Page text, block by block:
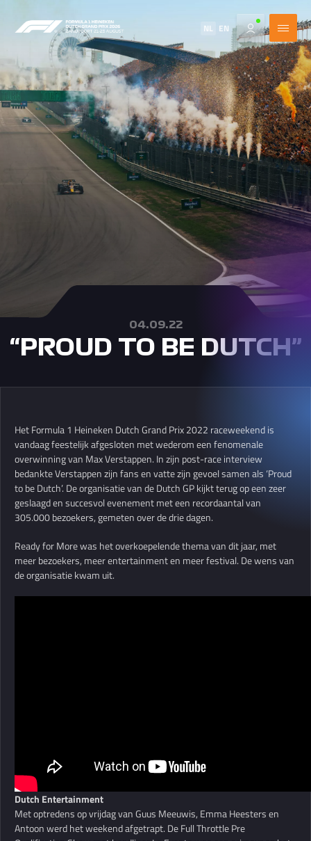
NL EN
04.09.22
“PROUD TO BE DUTCH”
Het Formula 1 Heineken Dutch Grand Prix 2022 raceweekend is
vandaag feestelijk afgesloten met wederom een fenomenale
overwinning van Max Verstappen. In zijn post-race interview
bedankte Verstappen zijn fans en vatte zijn gevoel samen als ‘Proud
to be Dutch’. De organisatie van de Dutch GP kijkt terug op een zeer
geslaagd en succesvol evenement met een recordaantal van
305.000 bezoekers, gemeten over de drie dagen.
Ready for More was het overkoepelende thema van dit jaar, met
meer bezoekers, meer entertainment en meer festival. De wens van
de organisatie kwam uit.
Dutch Entertainment
Met optredens op vrijdag van Guus Meeuwis, Emma Heesters en
Antoon werd het weekend afgetrapt. De Full Throttle Pre